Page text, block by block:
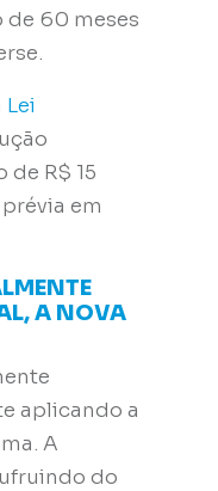
de 60 meses
Lei
de R$ 15
em
A NOVA
aplicando a
A
do